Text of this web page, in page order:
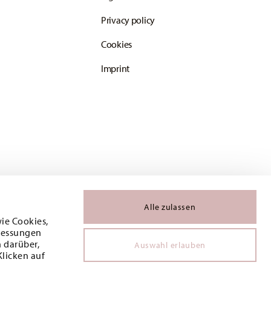
Cookies,
darüber,
auf
Alle zulassen
Auswahl erlauben
Privacy policy
Cookies
Imprint